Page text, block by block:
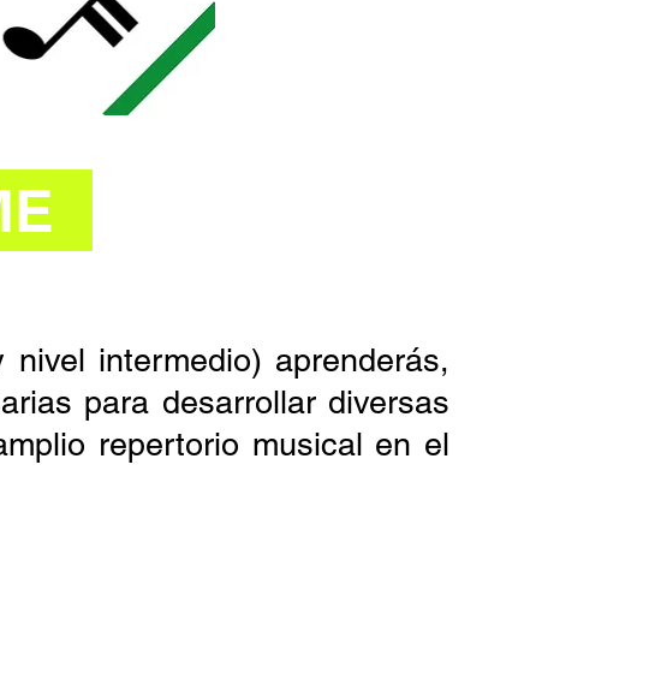
intermedio) aprenderás,
para desarrollar diversas
repertorio musical en el